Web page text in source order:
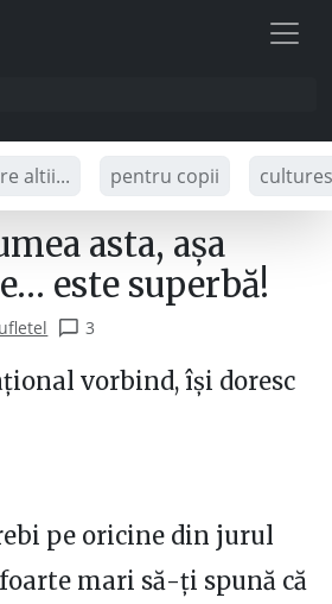
altii... pentru copii
asta, așa
este superbă!
3
vorbind, își doresc
pe oricine din jurul
mari să-ți spună că